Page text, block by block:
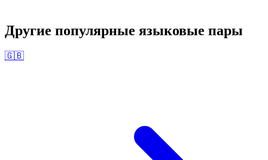
Другие популярные языковые пары
🇬🇧